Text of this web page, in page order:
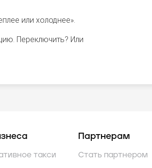
или холоднее».
Переключить? Или
такси
Партнерам
Стать партнером